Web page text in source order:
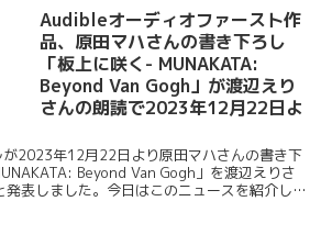
Audibleオーディオファースト作
品、原田マハさんの書き下ろし
「板上に咲く- MUNAKATA:
Beyond Van Gogh」が渡辺えり
さんの朗読で2023年12月22日よ
2023年12月22日より原田マハさんの書き下
Beyond Van Gogh」を渡辺えりさ
発表しました。今日はこのニュースを紹介しま